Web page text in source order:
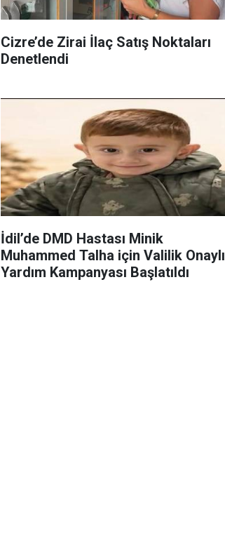
Cizre’de Zirai İlaç Satış Noktaları
Denetlendi
İdil’de DMD Hastası Minik
Muhammed Talha için Valilik Onaylı
Yardım Kampanyası Başlatıldı